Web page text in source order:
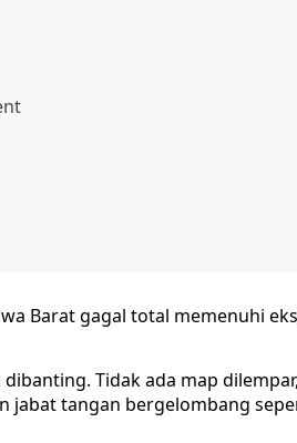
Barat gagal total memenuhi
Tidak ada map
jabat tangan bergelombang